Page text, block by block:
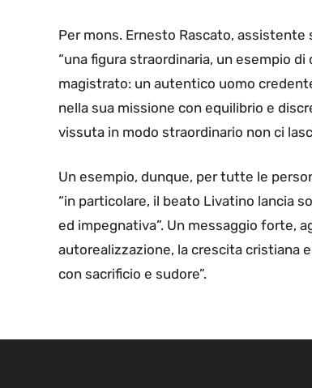
Per mons. Ernesto Rascato, assistente
“una figura straordinaria, un esempio
magistrato: un autentico uomo
nella sua missione con equilibrio e
vissuta in modo straordinario non ci
Un esempio, dunque, per tutte le
“in particolare, il beato Livatino lancia
ed impegnativa”. Un messaggio forte,
autorealizzazione, la crescita cristiana
con sacrificio e sudore”.